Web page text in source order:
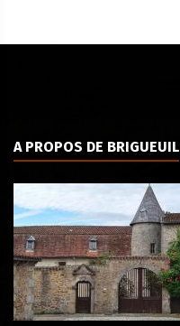
A PROPOS DE BRIGUEUIL